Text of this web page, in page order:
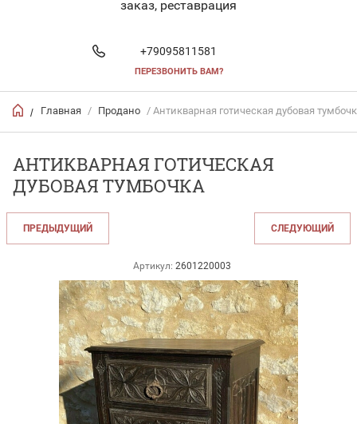
заказ, реставрация
+79095811581
ПЕРЕЗВОНИТЬ ВАМ?
/ Главная / Продано / Антикварная готическая дубовая
АНТИКВАРНАЯ ГОТИЧЕСКАЯ
ДУБОВАЯ ТУМБОЧКА
ПРЕДЫДУЩИЙ СЛЕДУЮЩИЙ
Артикул: 2601220003